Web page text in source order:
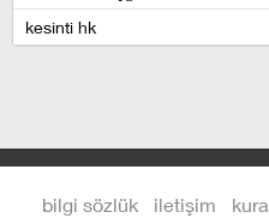
kesinti hk
bilgi sözlük iletişim